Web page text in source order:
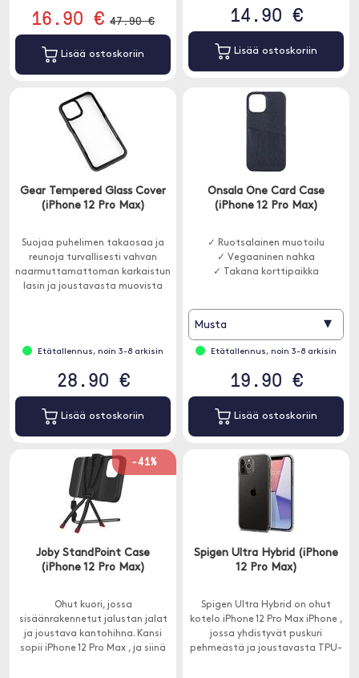
16.90 € 47.90 €
Lisää ostoskoriin
14.90 €
Lisää ostoskoriin
Gear Tempered Glass Cover
(iPhone 12 Pro Max)
Suojaa puhelimen takaosaa ja
reunoja turvallisesti vahvan
naarmuttamattoman karkaistun
lasin ja joustavasta muovista
Etätallennus, noin 3-8 arkisin
28.90 €
Lisää ostoskoriin
Onsala One Card Case
(iPhone 12 Pro Max)
✓ Ruotsalainen muotoilu
✓ Vegaaninen nahka
✓ Takana korttipaikka
Musta ▾
Etätallennus, noin 3-8 arkisin
19.90 €
Lisää ostoskoriin
-41%
Joby StandPoint Case
(iPhone 12 Pro Max)
Ohut kuori, jossa
sisäänrakennetut jalustan jalat
ja joustava kantohihna. Kansi
sopii iPhone 12 Pro Max , ja siinä
Spigen Ultra Hybrid (iPhone
12 Pro Max)
Spigen Ultra Hybrid on ohut
kotelo iPhone 12 Pro Max iPhone ,
jossa yhdistyvät puskuri
pehmeästä ja joustavasta TPU-